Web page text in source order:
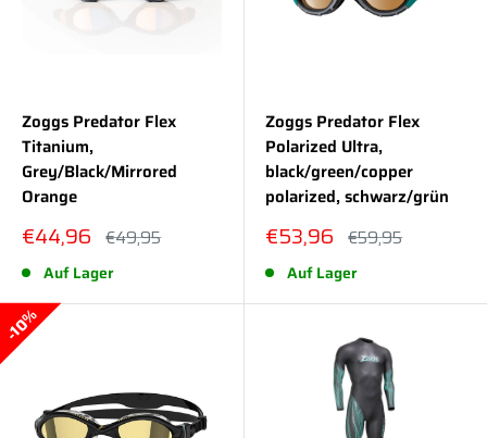
Zoggs Predator Flex
Titanium,
Grey/Black/Mirrored
Orange
Sonderpreis
€44,96 Normalpreis
€49,95
Auf Lager
Zoggs Predator Flex
Polarized Ultra,
black/green/copper
polarized, schwarz/grün
Sonderpreis
€53,96 Normalpreis
€59,95
Auf Lager
10%